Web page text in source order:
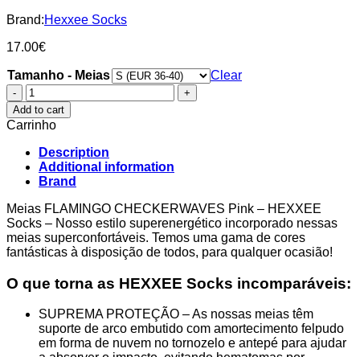
Brand:Hexxee Socks
17.00€
Tamanho - Meias
Clear
Meias
FLAMINGO
CHECKERWAVES
Pink
-
HEXXEE
Socks
quantity
Add to cart
Carrinho
Description
Additional information
Brand
Meias FLAMINGO CHECKERWAVES Pink – HEXXEE
Socks – Nosso estilo superenergético incorporado nessas
meias superconfortáveis. Temos uma gama de cores
fantásticas à disposição de todos, para qualquer ocasião!
O que torna as HEXXEE Socks incomparáveis:
SUPREMA PROTEÇÃO – As nossas meias têm
suporte de arco embutido com amortecimento felpudo
em forma de nuvem no tornozelo e antepé para ajudar